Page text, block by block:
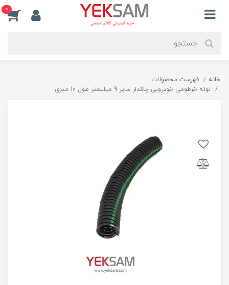
0
خانه
فهرست محصولات
لوله خرطومی خودرویی چاکدار سایز 9 میلیمتر طول 10 متری